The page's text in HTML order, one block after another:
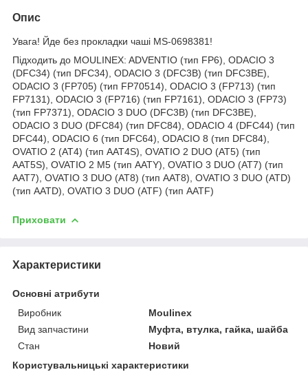
Опис
Увага! Йде без прокладки чаші MS-0698381!
Підходить до MOULINEX: ADVENTIO (тип FP6), ODACIO 3
(DFC34) (тип DFC34), ODACIO 3 (DFC3B) (тип DFC3BE),
ODACIO 3 (FP705) (тип FP70514), ODACIO 3 (FP713) (тип
FP7131), ODACIO 3 (FP716) (тип FP7161), ODACIO 3 (FP73)
(тип FP7371), ODACIO 3 DUO (DFC3B) (тип DFC3BE),
ODACIO 3 DUO (DFC84) (тип DFC84), ODACIO 4 (DFC44) (тип
DFC44), ODACIO 6 (тип DFC64), ODACIO 8 (тип DFC84),
OVATIO 2 (AT4) (тип AAT4S), OVATIO 2 DUO (AT5) (тип
AAT5S), OVATIO 2 M5 (тип AATY), OVATIO 3 DUO (AT7) (тип
AAT7), OVATIO 3 DUO (AT8) (тип AAT8), OVATIO 3 DUO (ATD)
(тип AATD), OVATIO 3 DUO (ATF) (тип AATF)
Приховати
Характеристики
Основні атрибути
Виробник
Moulinex
Вид запчастини
Муфта, втулка, гайка, шайба
Стан
Новий
Користувальницькі характеристики